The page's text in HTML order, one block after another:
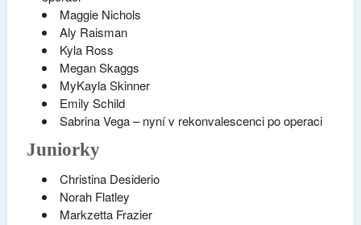
Maggie Nichols
Aly Raisman
Kyla Ross
Megan Skaggs
MyKayla Skinner
Emily Schild
Sabrina Vega – nyní v rekonvalescenci po operaci
Juniorky
Christina Desiderio
Norah Flatley
Markzetta Frazier